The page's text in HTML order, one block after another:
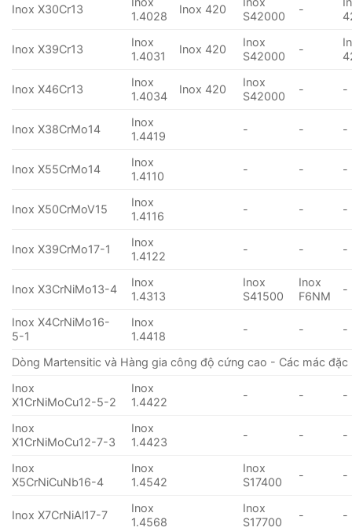
Inox X30Cr13
1.4028
Inox 420
S42000
-
Inox X39Cr13
Inox
1.4031
Inox 420
Inox
S42000
-
Inox X46Cr13
Inox
1.4034
Inox 420
Inox
S42000
- -
Inox X38CrMo14
Inox
1.4419
- - -
Inox X55CrMo14
Inox
1.4110
- - -
Inox X50CrMoV15
Inox
1.4116
- - -
Inox X39CrMo17-1
Inox
1.4122
- - -
Inox X3CrNiMo13-4
Inox
1.4313
Inox
S41500
Inox
F6NM
-
Inox X4CrNiMo16-
5-1
Inox
1.4418
- - -
Dòng Martensitic và Hàng gia công độ cứng cao - Các mác đặc
Inox
X1CrNiMoCu12-5-2
Inox
1.4422
- - -
Inox
X1CrNiMoCu12-7-3
Inox
1.4423
- - -
Inox
X5CrNiCuNb16-4
Inox
1.4542
Inox
S17400
- -
Inox X7CrNiAl17-7
Inox
1.4568
Inox
S17700
- -